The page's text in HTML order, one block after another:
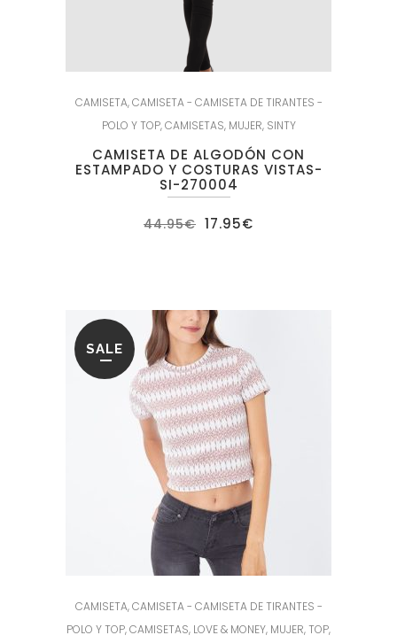
CAMISETA,CAMISETA - CAMISETA DE TIRANTES -
POLO Y TOP,CAMISETAS, MUJER, SINTY
CAMISETA DE ALGODÓN CON
ESTAMPADO Y COSTURAS VISTAS-
SI-270004
44.95€ El
precio
17.95€
SALE
CAMISETA,CAMISETA - CAMISETA DE TIRANTES -
POLO Y TOP,CAMISETAS, LOVE & MONEY, MUJER,TOP,